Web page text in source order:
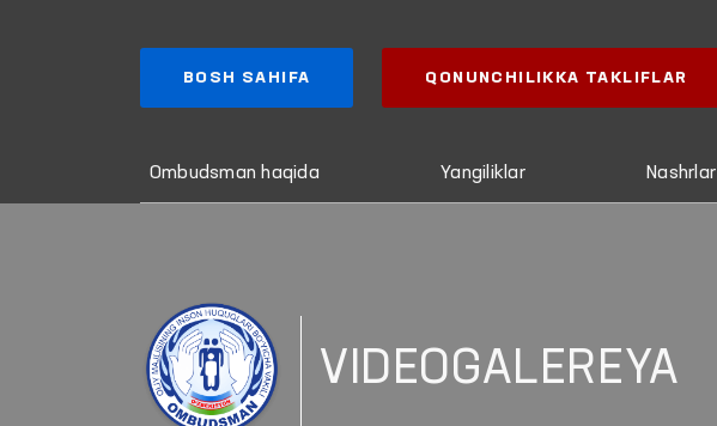
BOSH SAHIFA QONUNCHILIKKA TAKLIFLAR
Ombudsman haqida Yangiliklar Nashrlar
VIDEOGALEREYA